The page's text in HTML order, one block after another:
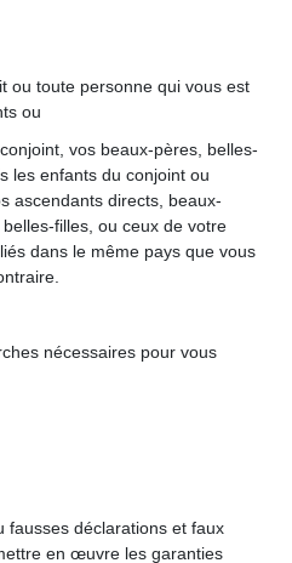
ou toute personne qui vous est
ou
vos beaux-pères, belles-
les enfants du conjoint ou
ascendants directs, beaux-
filles, ou ceux de votre
dans le même pays que vous
nécessaires pour vous
fausses déclarations et faux
en œuvre les garanties